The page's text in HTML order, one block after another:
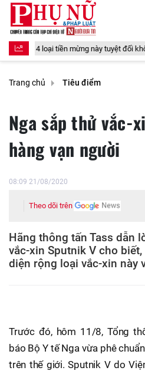
này tuyệt đối không nên đi
Trang chủ Tiêu điểm
Nga sắp thử vắc-
hàng vạn người
08:09 21/08/2020
Theo dõi trên
Hãng thông tấn Tass dẫn
vắc-xin Sputnik V cho
diện rộng loại vắc-xin này
Trước đó, hôm 11/8, Tổng
báo Bộ Y tế Nga vừa phê
trên thế giới. Sputnik V do